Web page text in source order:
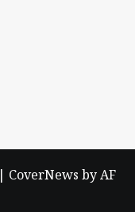
| CoverNews by AF